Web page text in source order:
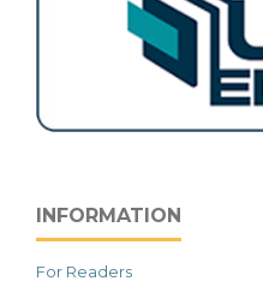
INFORMATION
For Readers